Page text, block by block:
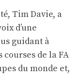
Tim Davie, a
d’une
guidant à
de la FA
du monde et,